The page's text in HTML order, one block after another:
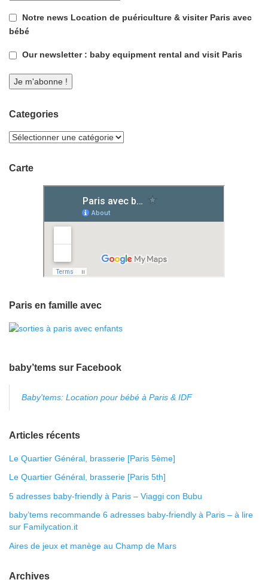
Notre news Location de puériculture & visiter Paris avec
bébé
Our newsletter : baby equipment rental and visit Paris
Categories
Carte
Paris en famille avec
baby’tems sur Facebook
Baby'tems: Location pour bébé à Paris & IDF
Articles récents
Le Quartier Général, brasserie [Paris 5ème]
Le Quartier Général, brasserie [Paris 5th]
5 adresses baby-friendly à Paris – Viaggi con Bubu
baby’tems recommande 6 adresses baby-friendly à Paris – à lire
sur Familycation.it
Aires de jeux et manège au Champ de Mars
Archives